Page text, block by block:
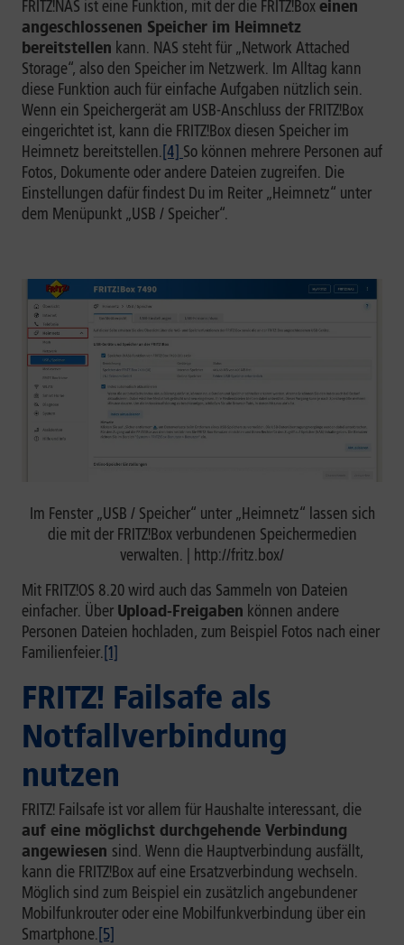
FRITZ!NAS ist eine Funktion, mit der die FRITZ!Boxeinen
angeschlossenen Speicher im Heimnetz
bereitstellen kann. NAS steht für „Network Attached
Storage“, also den Speicher im Netzwerk. Im Alltag kann
diese Funktion auch für einfache Aufgaben nützlich sein.
Wenn ein Speichergerät am USB-Anschluss der FRITZ!Box
eingerichtet ist, kann die FRITZ!Box diesen Speicher im
Heimnetz bereitstellen.[4] So können mehrere Personen auf
Fotos, Dokumente oder andere Dateien zugreifen. Die
Einstellungen dafür findest Du im Reiter „Heimnetz“ unter
dem Menüpunkt „USB / Speicher“.
Im Fenster „USB / Speicher“ unter „Heimnetz“ lassen sich
die mit der FRITZ!Box verbundenen Speichermedien
verwalten. | http://fritz.box/
Mit FRITZ!OS 8.20 wird auch das Sammeln von Dateien
einfacher. Über Upload-Freigaben können andere
Personen Dateien hochladen, zum Beispiel Fotos nach einer
Familienfeier.[1]
FRITZ! Failsafe als
Notfallverbindung
nutzen
FRITZ! Failsafe ist vor allem für Haushalte interessant, die
auf eine möglichst durchgehende Verbindung
angewiesen sind. Wenn die Hauptverbindung ausfällt,
kann die FRITZ!Box auf eine Ersatzverbindung wechseln.
Möglich sind zum Beispiel ein zusätzlich angebundener
Mobilfunkrouter oder eine Mobilfunkverbindung über ein
Smartphone.[5]